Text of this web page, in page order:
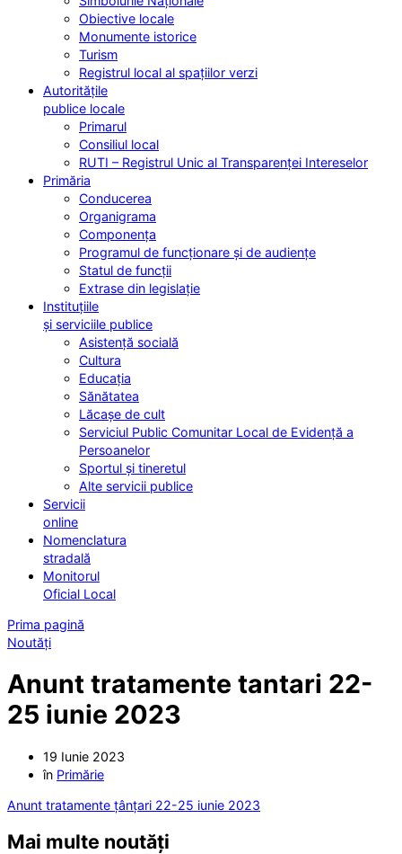
Obiective locale
Monumente istorice
Turism
Registrul local al spațiilor verzi
Autoritățile
publice locale
Primarul
Consiliul local
RUTI – Registrul Unic al Transparenței Intereselor
Primăria
Conducerea
Organigrama
Componența
Programul de funcționare și de audiențe
Statul de funcții
Extrase din legislație
Instituțiile
și serviciile publice
Asistență socială
Cultura
Educația
Sănătatea
Lăcașe de cult
Serviciul Public Comunitar Local de Evidență a
Persoanelor
Sportul și tineretul
Alte servicii publice
Servicii
online
Nomenclatura
stradală
Monitorul
Oficial Local
Prima pagină
Noutăți
Anunt tratamente tantari 22-
25 iunie 2023
19 Iunie 2023
în Primărie
Anunt tratamente țânțari 22-25 iunie 2023
Mai multe noutăți